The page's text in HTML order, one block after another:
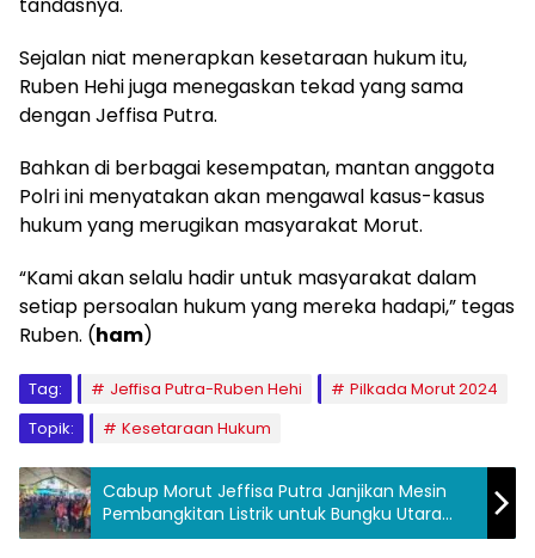
Sejalan niat menerapkan kesetaraan hukum itu,
Ruben Hehi juga menegaskan tekad yang sama
dengan Jeffisa Putra.
Bahkan di berbagai kesempatan, mantan anggota
Polri ini menyatakan akan mengawal kasus-kasus
hukum yang merugikan masyarakat Morut.
“Kami akan selalu hadir untuk masyarakat dalam
setiap persoalan hukum yang mereka hadapi,” tegas
Ruben. (ham)
Tag: Jeffisa Putra-Ruben Hehi
Pilkada Morut 2024
Topik:
Kesetaraan Hukum
Cabup Morut Jeffisa Putra Janjikan Mesin
Pembangkitan Listrik untuk Bungku Utara
dan Mamosalato